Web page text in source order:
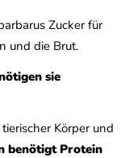
Zucker für
und die Brut.
sie
Körper und
benötigt Protein